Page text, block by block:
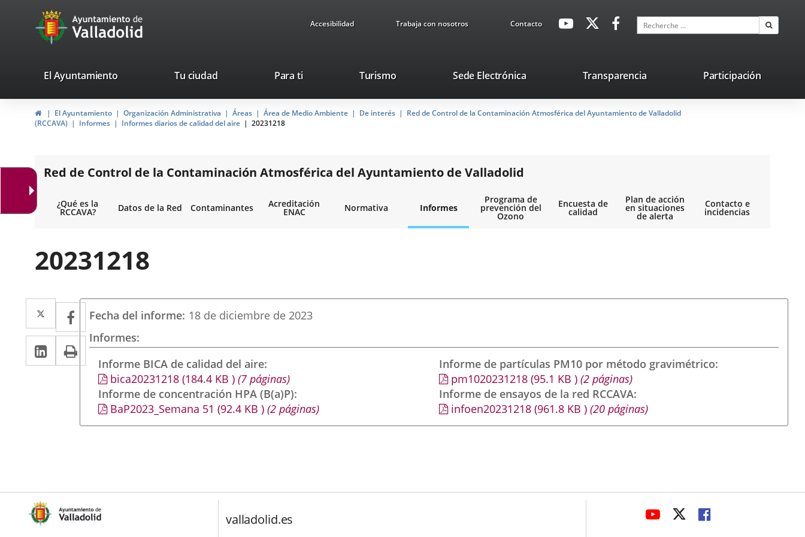
Portal
Web
Ayuntamiento
de
Valladolid
Accesibilidad Trabaja con nosotros ContactoavaHeaderSocial
Enlace
externa.
Enlace
aplicación
externa.
Enlace
aplicación
externa.
Recherche
valladolid.es
El Ayuntamiento Tu ciudad Para ti TurismoEste
se
abrirá
nueva.
Sede ElectrónicaEnlace
una
aplicación
Transparencia Participación
InicioEl Ayuntamiento Organización Administrativa Áreas Área de Medio Ambiente De interés
Red de Control de la Contaminación Atmosférica del Ayuntamiento de Valladolid
(RCCAVA)
Informes Informes diarios de calidad del aire 20231218
Red de Control de la Contaminación Atmosférica del Ayuntamiento de Valladolid
¿Qué es la
RCCAVA? Datos de la Red Contaminantes Acreditación
ENAC Normativa Informes
Programa de
prevención del
Ozono
Encuesta de
calidad
Plan de acción
en situaciones
de alerta
Contacto e
incidencias
20231218
Twitter
Enlace
a
una
aplicación
externa.
Facebook
Enlace
a
una
aplicación
externa.
LinkedIn
Enlace
a
aplicación
externa.
Imprimir
Fecha del informe 18 de diciembre de 2023
Informes
Informe BICA de calidad del aire
bica20231218(184.4 KB )(7 páginas)
Informe de concentración HPA (B(a)P)
BaP2023_Semana 51 (92.4 KB )(2 páginas)
Informe de partículas PM10 por método gravimétrico
pm1020231218 (95.1 KB) (2 páginas)
Informe de ensayos de la red RCCAVA
infoen20231218 (961.8 KB) (20 páginas)
valladolid.es
ENLACEENLACEENLACE